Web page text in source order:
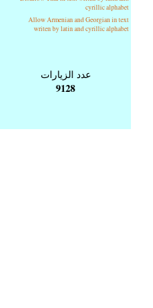
cyrillic alphabet
Allow Armenian and Georgian in text
writen by latin and cyrillic alphabet
عدد الزيارات
9128